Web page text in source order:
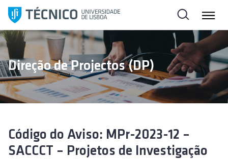
l
t
r
p
a
Direção de Projectos (DP)
Código do Aviso: MPr-2023-12 –
SACCCT – Projetos de Investigação